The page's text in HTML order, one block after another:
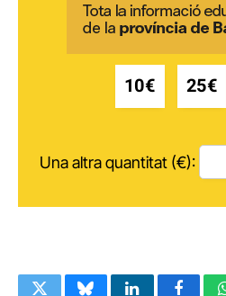
10€ 25€
Una altra quantitat (€):